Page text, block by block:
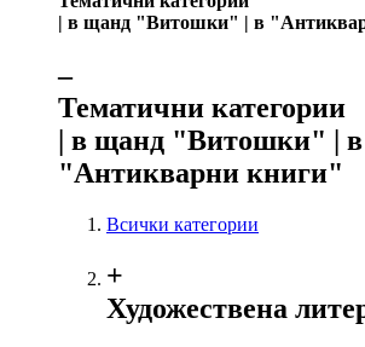
| в щанд "Витошки" | в
‒
Тематични категории
| в щанд "Витошки" | в
"Антикварни книги"
Всички категории
+
Художествена